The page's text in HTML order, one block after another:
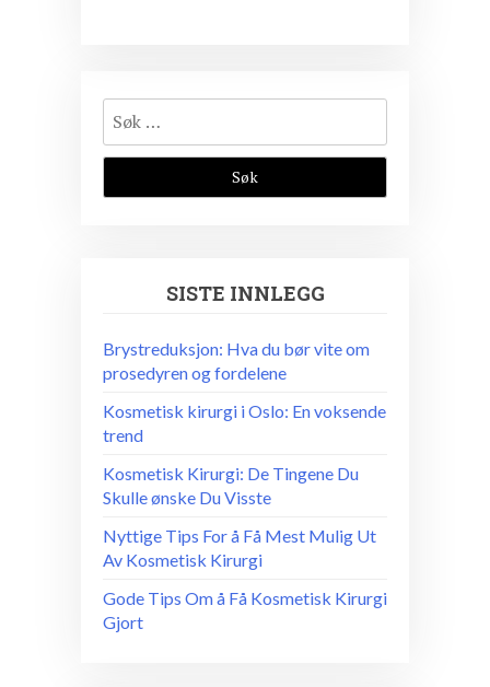
Søk
etter:
SISTE INNLEGG
Brystreduksjon: Hva du bør vite om
prosedyren og fordelene
Kosmetisk kirurgi i Oslo: En voksende
trend
Kosmetisk Kirurgi: De Tingene Du
Skulle ønske Du Visste
Nyttige Tips For å Få Mest Mulig Ut
Av Kosmetisk Kirurgi
Gode Tips Om å Få Kosmetisk Kirurgi
Gjort